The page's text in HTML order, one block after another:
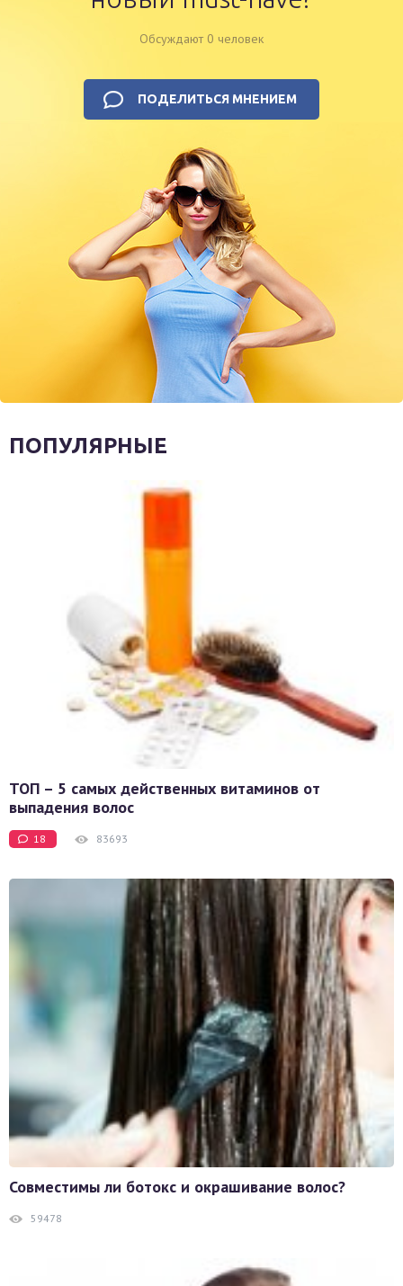
Обсуждают 0 человек
ПОДЕЛИТЬСЯ МНЕНИЕМ
ПОПУЛЯРНЫЕ
ТОП – 5 самых действенных витаминов от
выпадения волос
18 83693
Совместимы ли ботокс и окрашивание волос?
59478